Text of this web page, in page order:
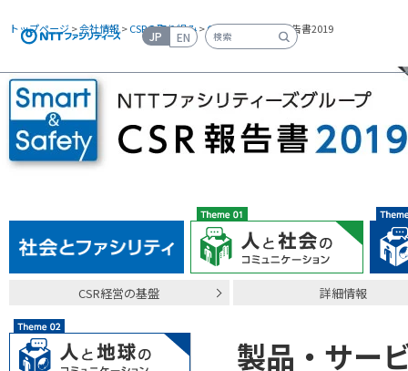
JP EN 検索キーワード入力
トップページ>会社情報>CSRの取り組み>CSR報告書> CSR報告書2019
CSR経営の基盤 詳細情報
製品・サー